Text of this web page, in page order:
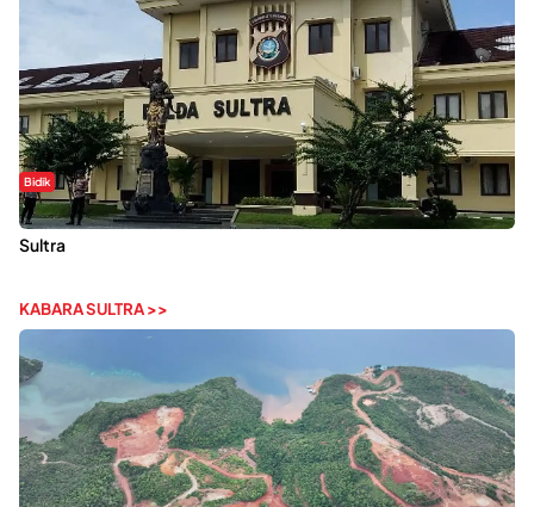
Bidik
Dugaan Kekerasan Seksual di UIN Kendari Dilaporkan ke Polda
Sultra
KABARA SULTRA >>